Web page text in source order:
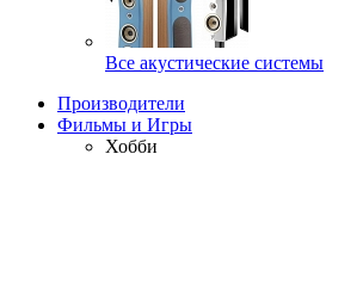
Все акустические системы
Производители
Фильмы и Игры
Хобби